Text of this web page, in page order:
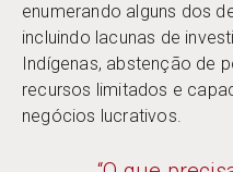
enumerando alguns dos
incluindo lacunas de
Indígenas, abstenção de
recursos limitados e
negócios lucrativos.